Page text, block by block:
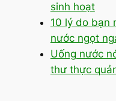
sinh hoạt
10 lý do bạn
nước ngọt
Uống nước
thư thực